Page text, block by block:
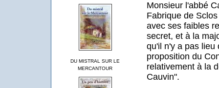
DU MISTRAL SUR LE
MERCANTOUR
Monsieur l'abbé
Fabrique de
avec ses faibles
secret, et à la
qu'il n'y a pas lieu
proposition du
relativement à la
Cauvin".